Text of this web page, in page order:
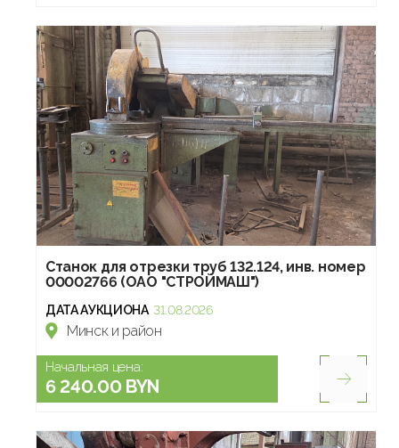
Станок для отрезки труб 132.124, инв. номер
00002766 (ОАО "СТРОЙМАШ")
ДАТА АУКЦИОНА 31.08.2026
Минск и район
Начальная цена:
6 240.00 BYN